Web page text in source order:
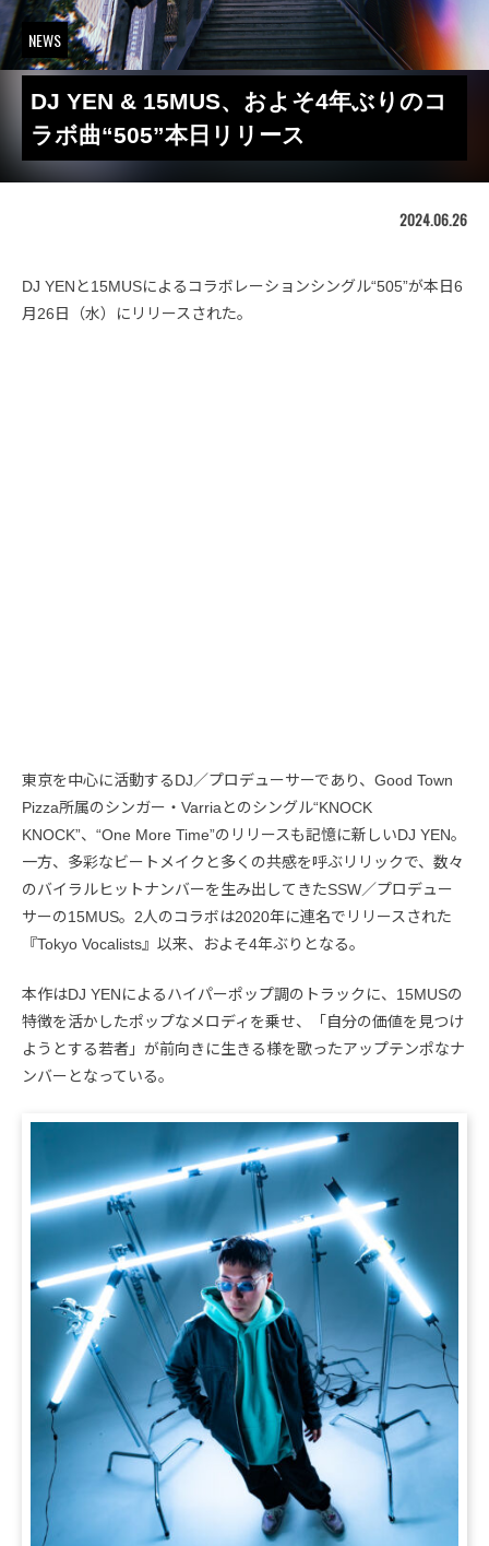
NEWS
DJ YEN & 15MUS、およそ4年ぶりのコ
ラボ曲“505”本日リリース
2024.06.26
DJ YENと15MUSによるコラボレーションシングル“505”が本日6
月26日（水）にリリースされた。
東京を中心に活動するDJ／プロデューサーであり、Good Town
Pizza所属のシンガー・Varriaとのシングル“KNOCK
KNOCK”、“One More Time”のリリースも記憶に新しいDJ YEN。
一方、多彩なビートメイクと多くの共感を呼ぶリリックで、数々
のバイラルヒットナンバーを生み出してきたSSW／プロデュー
サーの15MUS。2人のコラボは2020年に連名でリリースされた
『Tokyo Vocalists』以来、およそ4年ぶりとなる。
本作はDJ YENによるハイパーポップ調のトラックに、15MUSの
特徴を活かしたポップなメロディを乗せ、「自分の価値を見つけ
ようとする若者」が前向きに生きる様を歌ったアップテンポなナ
ンバーとなっている。